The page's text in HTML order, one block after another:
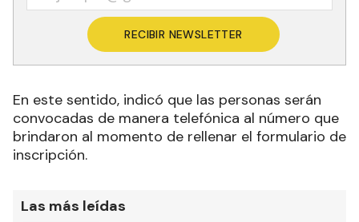
RECIBIR NEWSLETTER
En este sentido, indicó que las personas serán
convocadas de manera telefónica al número que
brindaron al momento de rellenar el formulario de
inscripción.
Las más leídas